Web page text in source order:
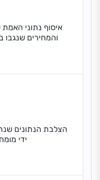
איסוף נתוני
והמחירים שנגבו
הצלבת הנתונים
ידי